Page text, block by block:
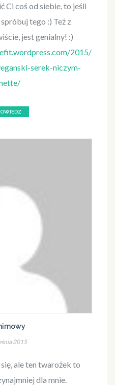
Ci coś od siebie, to jeśli
tego :) Też z
jest genialny! :)
2015/
serek-niczym-
2015
ale ten twarożek to
dla mnie.